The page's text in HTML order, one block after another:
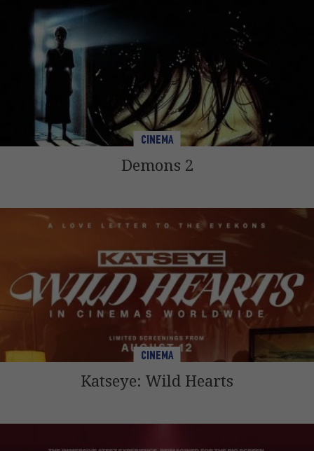
CINEMA
Demons 2
CINEMA
Katseye: Wild Hearts